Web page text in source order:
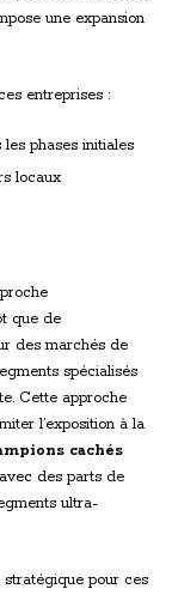
une expansion
entreprises :
phases initiales
locaux
que de
des marchés de
spécialisés
Cette approche
l’exposition à la
cachés
des parts de
ultra-
pour ces